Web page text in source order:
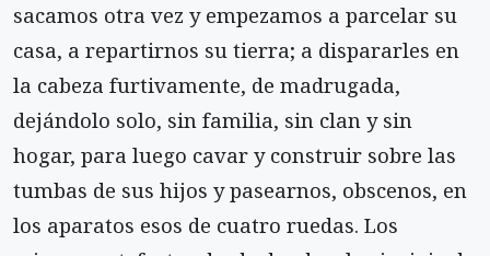
sacamos otra vez y empezamos a parcelar su
casa, a repartirnos su tierra; a dispararles en
la cabeza furtivamente, de madrugada,
dejándolo solo, sin familia, sin clan y sin
hogar, para luego ca­var y construir sobre las
tumbas de sus hijos y pa­searnos, obscenos, en
los aparatos esos de cuatro ruedas. Los